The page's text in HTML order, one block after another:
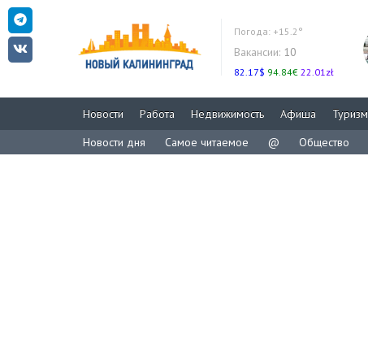
Погода: +15.2°
Вакансии: 10
82.17$ 94.84€ 22.01zł
Новости Работа Недвижимость Афиша Туризм
Новости дня
Самое читаемое @ Общество